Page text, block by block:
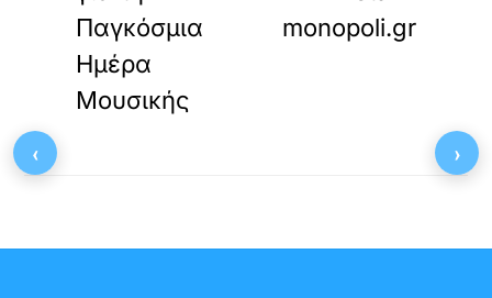
Παγκόσμια
Ημέρα
Μουσικής
monopoli.gr
‹ ›